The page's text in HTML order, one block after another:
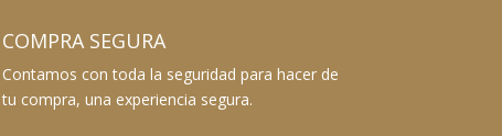
COMPRA SEGURA
Contamos con toda la seguridad para hacer de
tu compra, una experiencia segura.